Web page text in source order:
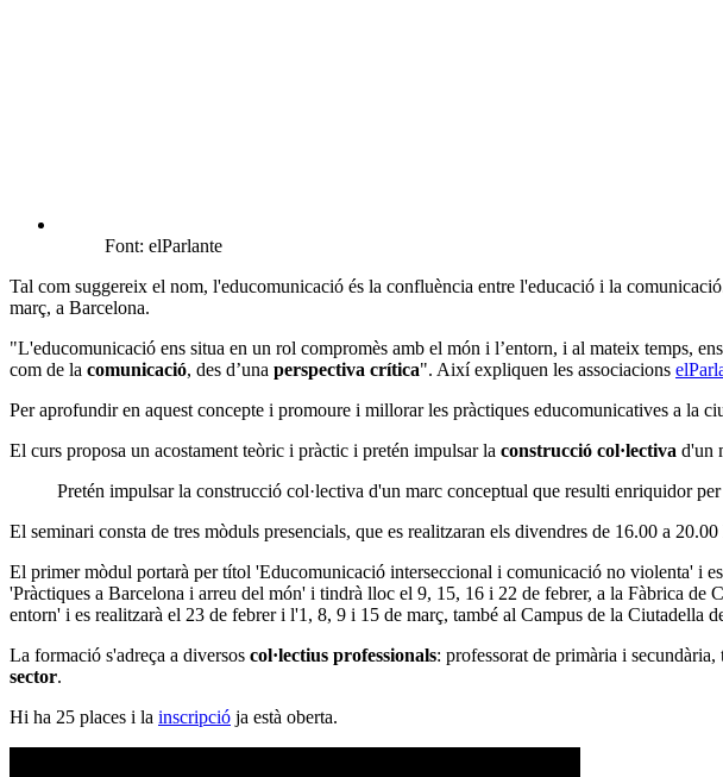
Font: elParlante
Tal com suggereix el nom, l'educomunicació és la confluència entre l'educació i la
març, a Barcelona.
"L'educomunicació ens situa en un rol compromès amb el món i l’entorn, i al mateix temps,
com de la comunicació, des d’una perspectiva crítica". Així expliquen les associacions
Per aprofundir en aquest concepte i promoure i millorar les pràctiques educomunicatives a la
El curs proposa un acostament teòric i pràctic i pretén impulsar la construcció col·lectiva d'un
Pretén impulsar la construcció col·lectiva d'un marc conceptual que resulti enriquidor
El seminari consta de tres mòduls presencials, que es realitzaran els divendres de 16.00 a
El primer mòdul portarà per títol 'Educomunicació interseccional i comunicació no violenta' i
'Pràctiques a Barcelona i arreu del món' i tindrà lloc el 9, 15, 16 i 22 de febrer, a la Fàbrica de
entorn' i es realitzarà el 23 de febrer i l'1, 8, 9 i 15 de març, també al Campus de la Ciutadella
La formació s'adreça a diversos col·lectius professionals: professorat de primària i
sector.
Hi ha 25 places i la inscripció ja està oberta.